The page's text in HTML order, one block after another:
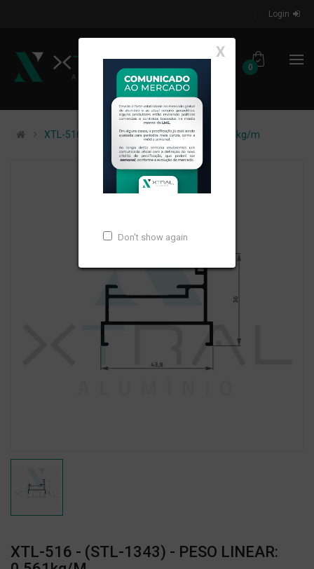
Login
0
X
Don't show again
XTL-516 - (STL-1343) - PESO LINEAR: 0,561kg/m
XTL-516 - (STL-1343) - PESO LINEAR: